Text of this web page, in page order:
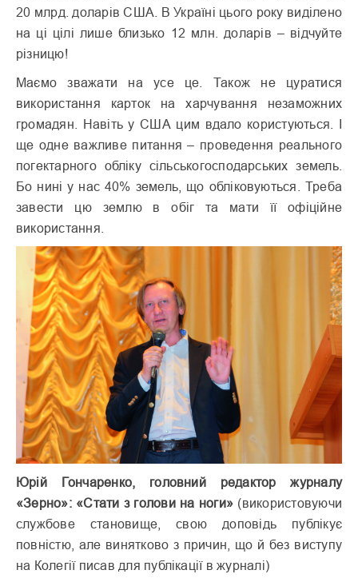
20 млрд. доларів США. В Україні цього року виділено
на ці цілі лише близько 12 млн. доларів – відчуйте
різницю!
Маємо зважати на усе це. Також не цуратися
використання карток на харчування незаможних
громадян. Навіть у США цим вдало користуються. І
ще одне важливе питання – проведення реального
погектарного обліку сільськогосподарських земель.
Бо нині у нас 40% земель, що обліковуються. Треба
завести цю землю в обіг та мати її офіційне
використання.
Юрій Гончаренко, головний редактор журналу
«Зерно»: «Стати з голови на ноги» (використовуючи
службове становище, свою доповідь публікує
повністю, але винятково з причин, що й без виступу
на Колегії писав для публікації в журналі)